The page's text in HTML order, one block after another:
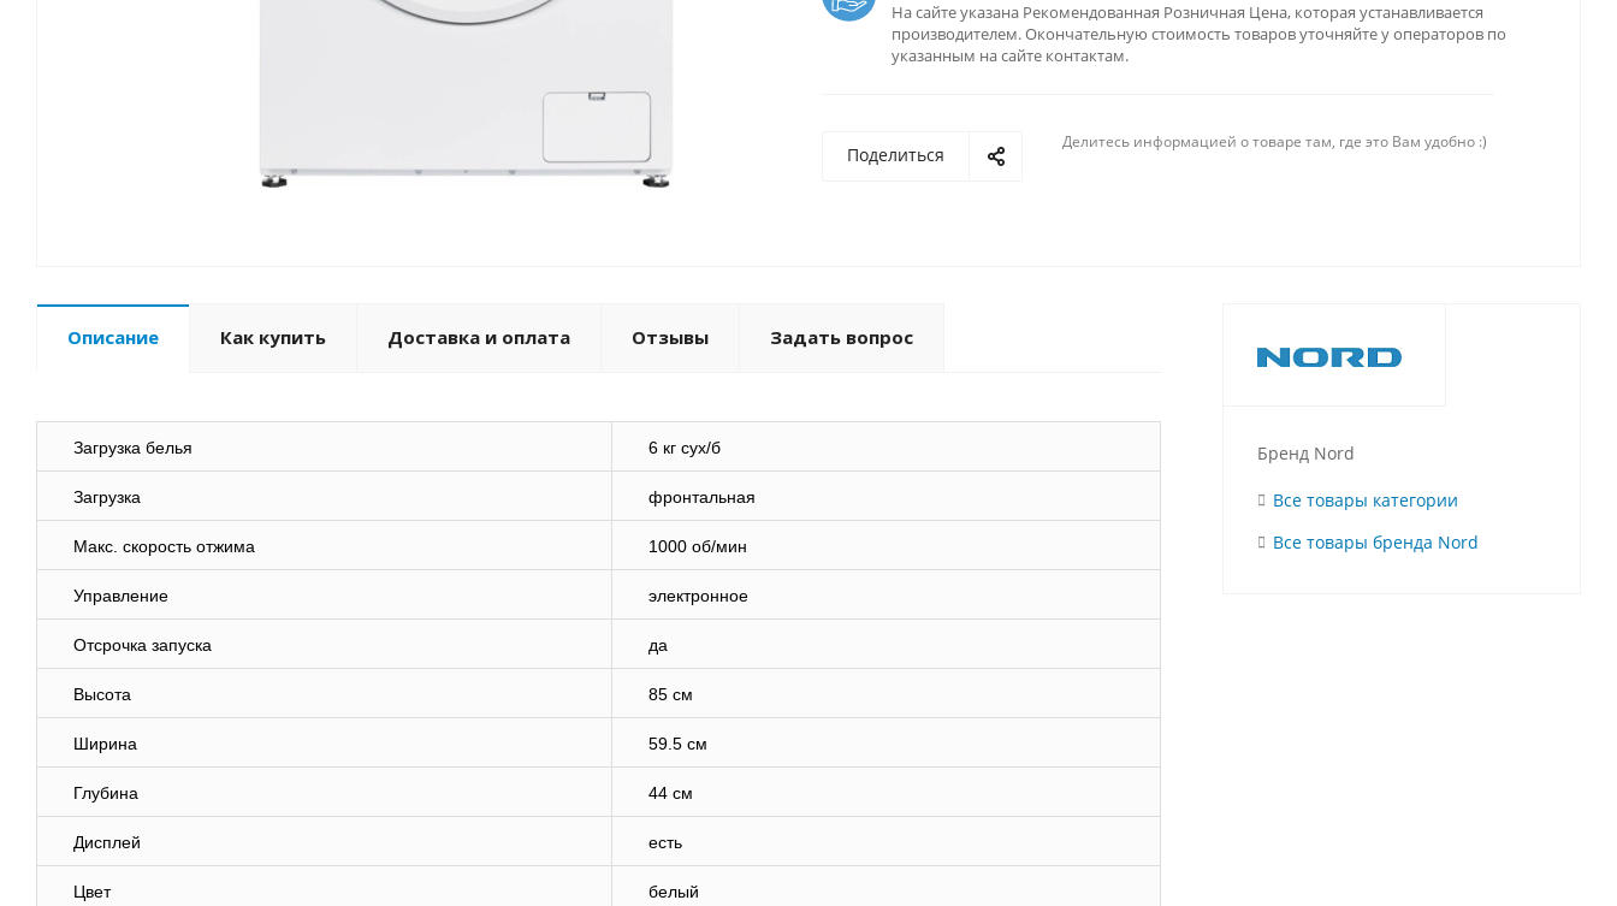
На сайте указана Рекомендованная Розничная Цена, которая устанавливается
производителем. Окончательную стоимость товаров уточняйте у операторов по
указанным на сайте контактам.
Поделиться
Делитесь информацией о товаре там, где это Вам удобно :)
Описание Как купить Доставка и оплата Отзывы Задать вопрос
Загрузка белья 6 кг сух/б
Загрузка фронтальная
Макс. скорость отжима 1000 об/мин
Управление электронное
Отсрочка запуска да
Высота 85 см
Ширина 59.5 см
Глубина 44 см
Дисплей есть
Цвет белый
Бренд Nord
Все товары категории
Все товары бренда Nord